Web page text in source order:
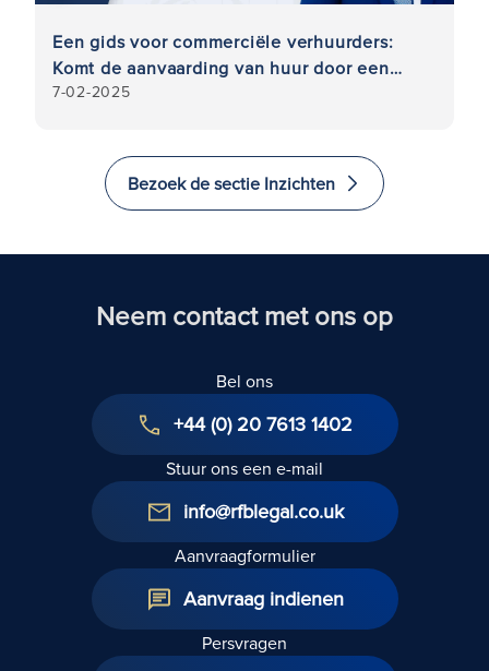
Een gids voor commerciële verhuurders:
Komt de aanvaarding van huur door een
agent neer op een afstand van het recht op
7-02-2025
Bezoek de sectie Inzichten
Neem contact met ons op
Bel ons
+44 (0) 20 7613 1402
Stuur ons een e-mail
info@rfblegal.co.uk
Aanvraagformulier
Aanvraag indienen
Persvragen